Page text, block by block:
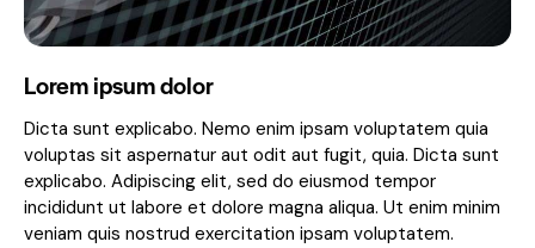
Lorem ipsum dolor
Dicta sunt explicabo. Nemo enim ipsam voluptatem quia
voluptas sit aspernatur aut odit aut fugit, quia. Dicta sunt
explicabo. Adipiscing elit, sed do eiusmod tempor
incididunt ut labore et dolore magna aliqua. Ut enim minim
veniam quis nostrud exercitation ipsam voluptatem.